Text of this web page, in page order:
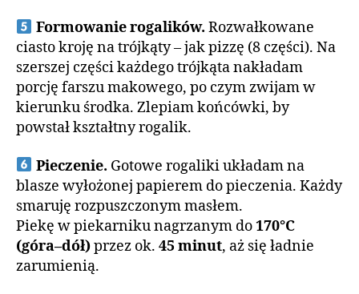
Formowanie rogalików. Rozwałkowane
ciasto kroję na trójkąty – jak pizzę (8 części). Na
szerszej części każdego trójkąta nakładam
porcję farszu makowego, po czym zwijam w
kierunku środka. Zlepiam końcówki, by
powstał kształtny rogalik.
Pieczenie. Gotowe rogaliki układam na
blasze wyłożonej papierem do pieczenia. Każdy
smaruję rozpuszczonym masłem.
Piekę w piekarniku nagrzanym do170°C
(góra–dół)przez ok. 45 minut, aż się ładnie
zarumienią.